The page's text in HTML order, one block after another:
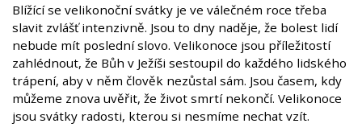
Blížící se velikonoční svátky je ve válečném roce třeba
slavit zvlášť intenzivně. Jsou to dny naděje, že bolest lidí
nebude mít poslední slovo. Velikonoce jsou příležitostí
zahlédnout, že Bůh v Ježíši sestoupil do každého lidského
trápení, aby v něm člověk nezůstal sám. Jsou časem, kdy
můžeme znova uvěřit, že život smrtí nekončí. Velikonoce
jsou svátky radosti, kterou si nesmíme nechat vzít.